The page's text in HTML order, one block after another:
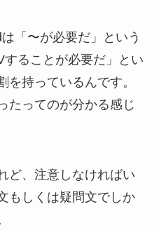
「〜が必要だ」という
ることが必要だ」とい
を持っているんです。
たってのが分かる感じ
ど、注意しなければい
もしくは疑問文でしか